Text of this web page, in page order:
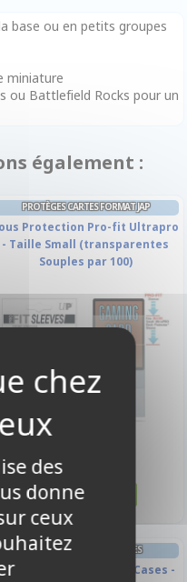
base ou en petits groupes
miniature
ou Battlefield Rocks pour un
également :
PROTÈGES CARTES FORMAT JAP
Protection Pro-fit Ultrapro
- Taille Small (transparentes
Souples par 100)
Disponible
CLASSEURS ET/OU FEUILLES
De 100 Feuilles De 9 Cases -
des
donne
ceux